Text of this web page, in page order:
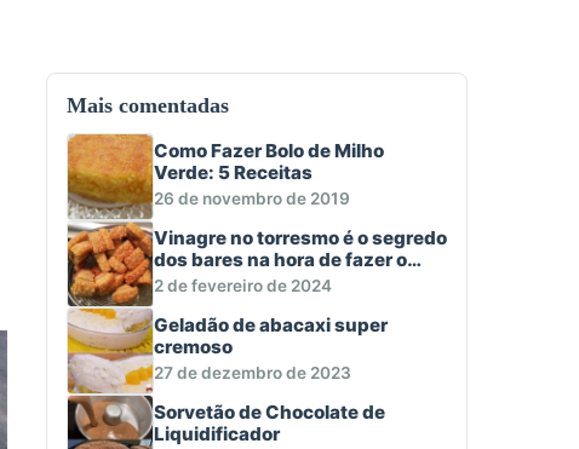
Mais comentadas
Como Fazer Bolo de Milho
Verde: 5 Receitas
26 de novembro de 2019
Vinagre no torresmo é o segredo
dos bares na hora de fazer o
aperitivo macio e crocante
2 de fevereiro de 2024
Geladão de abacaxi super
cremoso
27 de dezembro de 2023
Sorvetão de Chocolate de
Liquidificador